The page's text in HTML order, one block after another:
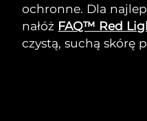
ochronne. Dla
nałóż FAQ™ Red
czystą, suchą skórę